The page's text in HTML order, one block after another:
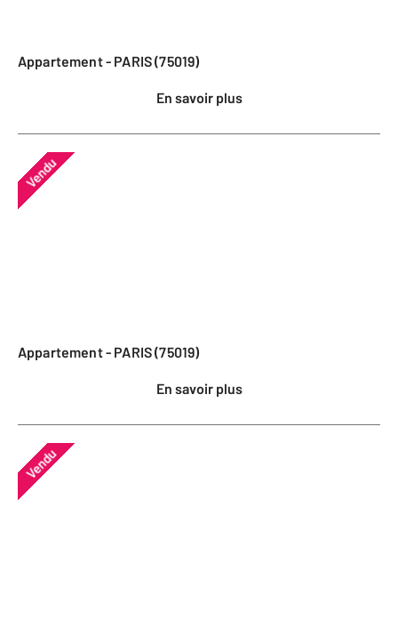
Appartement - PARIS (75019)
En savoir plus
Vendu
Appartement - PARIS (75019)
En savoir plus
Vendu